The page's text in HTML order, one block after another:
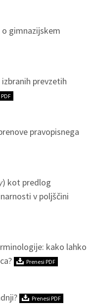
o gimnazijskem
prevzetih
pravopisnega
) kot predlog
v poljščini
kako lahko
Prenesi PDF
Prenesi PDF